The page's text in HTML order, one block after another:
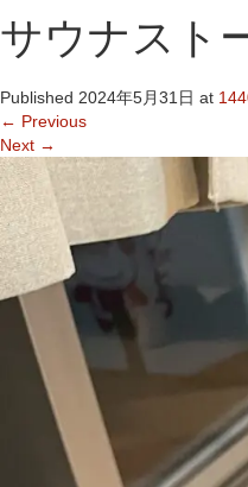
サウナスト
Published 2024年5月31日 at
← Previous
Next →